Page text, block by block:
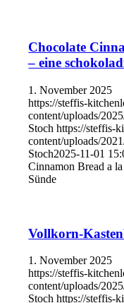
Chocolate
– eine
1. November 2025
https://steffis-
content/uploads/
Stoch https://steffis-
content/uploads/
Stoch2025-11-01
Cinnamon Bread a
Sünde
Vollkorn-
1. November 2025
https://steffis-
content/uploads/
Stoch https://steffis-